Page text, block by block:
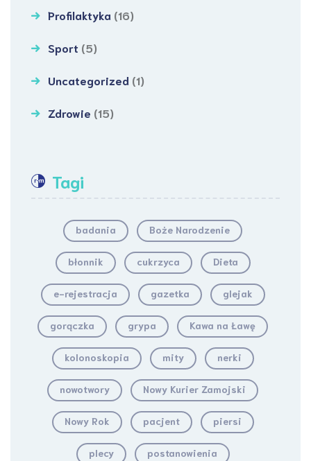
Profilaktyka (16)
Sport (5)
Uncategorized (1)
Zdrowie (15)
Tagi
badania Boże Narodzenie
błonnik cukrzyca Dieta
e-rejestracja gazetka glejak
gorączka grypa Kawa na Ławę
kolonoskopia mity nerki
nowotwory Nowy Kurier Zamojski
Nowy Rok pacjent piersi
plecy postanowienia